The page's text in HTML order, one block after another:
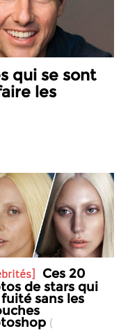
qui se sont
les
Ces 20
de stars qui
sans les